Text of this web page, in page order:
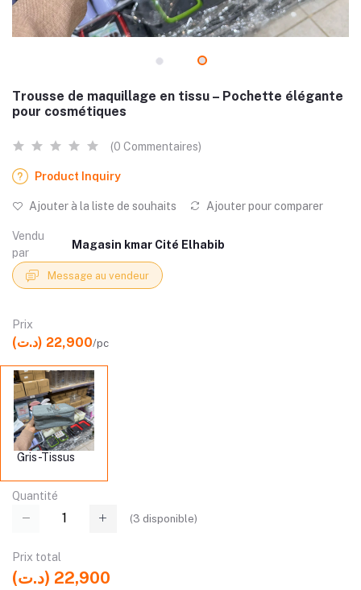
Trousse de maquillage en tissu – Pochette élégante
pour cosmétiques
(0 Commentaires)
Product Inquiry
Ajouter à la liste de souhaits Ajouter pour comparer
Vendu
par
Magasin kmar Cité Elhabib
Message au vendeur
Prix
(د.ت) 22,900/pc
Gris-Tissus
Quantité
(3 disponible)
Prix ​​total
(د.ت) 22,900